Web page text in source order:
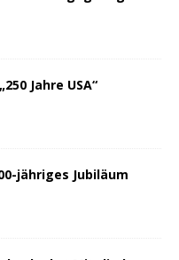
Jahre USA“
jähriges Jubiläum